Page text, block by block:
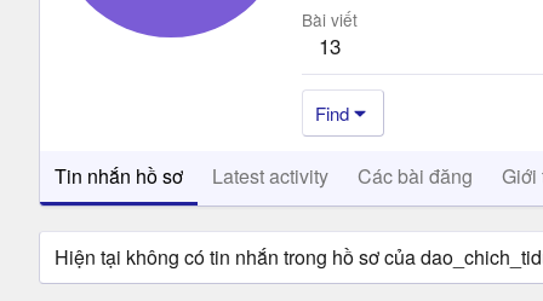
Bài viết
13
Find
Tin nhắn hồ sơ Latest activity Các bài đăng Giới
Hiện tại không có tin nhắn trong hồ sơ của